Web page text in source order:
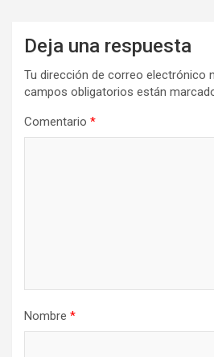
Deja una respuesta
Tu dirección de correo electrónico
campos obligatorios están
Comentario *
Nombre *